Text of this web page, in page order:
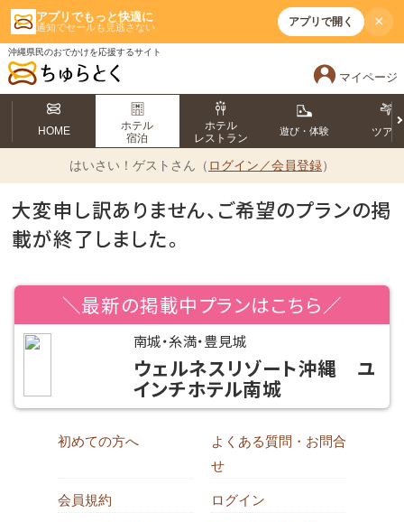
アプリでもっと快適に
通知でセールも見逃さない アプリで開く ×
沖縄県民のおでかけを応援するサイト
マイページ
HOME
ホテル
宿泊
ホテル
レストラン
遊び・体験 ツアー
はいさい！ ゲストさん（ ログイン／会員登録）
大変申し訳ありません、ご希望のプランの掲
載が終了しました。
＼最新の掲載中プランはこちら／
南城・糸満・豊見城
ウェルネスリゾート沖縄 ユ
インチホテル南城
初めての方へ
よくある質問・お問合
せ
会員規約 ログイン